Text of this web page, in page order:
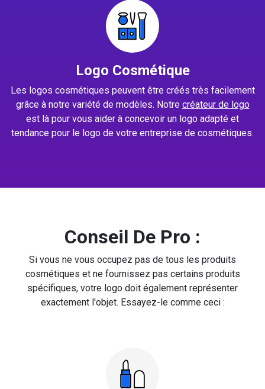
Logo Cosmétique
Les logos cosmétiques peuvent être créés très facilement
grâce à notre variété de modèles. Notre créateur de logo
est là pour vous aider à concevoir un logo adapté et
tendance pour le logo de votre entreprise de cosmétiques.
Conseil De Pro :
Si vous ne vous occupez pas de tous les produits
cosmétiques et ne fournissez pas certains produits
spécifiques, votre logo doit également représenter
exactement l'objet. Essayez-le comme ceci :